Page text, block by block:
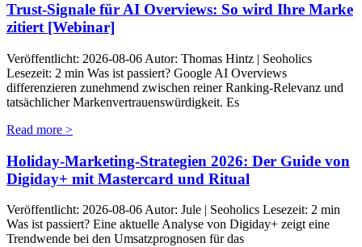
Trust-Signale für AI Overviews: So wird Ihre Marke
zitiert [Webinar]
Veröffentlicht: 2026-08-06 Autor: Thomas Hintz | Seoholics
Lesezeit: 2 min Was ist passiert? Google AI Overviews
differenzieren zunehmend zwischen reiner Ranking-Relevanz und
tatsächlicher Markenvertrauenswürdigkeit. Es
Read more >
Holiday-Marketing-Strategien 2026: Der Guide von
Digiday+ mit Mastercard und Ritual
Veröffentlicht: 2026-08-06 Autor: Jule | Seoholics Lesezeit: 2 min
Was ist passiert? Eine aktuelle Analyse von Digiday+ zeigt eine
Trendwende bei den Umsatzprognosen für das